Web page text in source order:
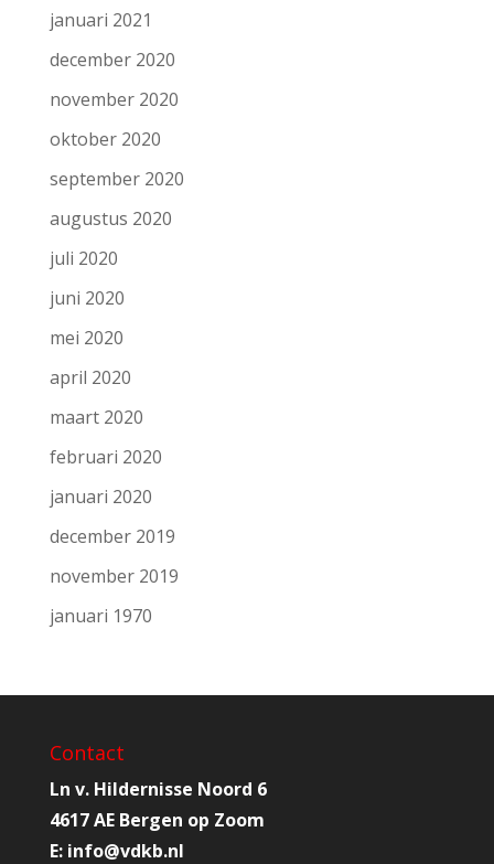
januari 2021
december 2020
november 2020
oktober 2020
september 2020
augustus 2020
juli 2020
juni 2020
mei 2020
april 2020
maart 2020
februari 2020
januari 2020
december 2019
november 2019
januari 1970
Contact
Ln v. Hildernisse Noord 6
4617 AE Bergen op Zoom
E: info@vdkb.nl